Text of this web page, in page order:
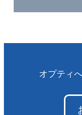
オプティ